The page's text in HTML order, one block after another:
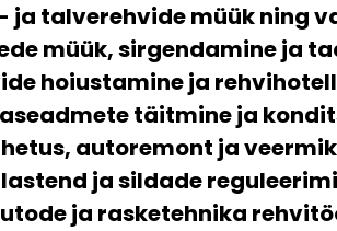
ja talverehvide müük ning
müük, sirgendamine ja
hoiustamine ja rehvihotell
täitmine ja
autoremont ja
ja sildade
ja rasketehnika